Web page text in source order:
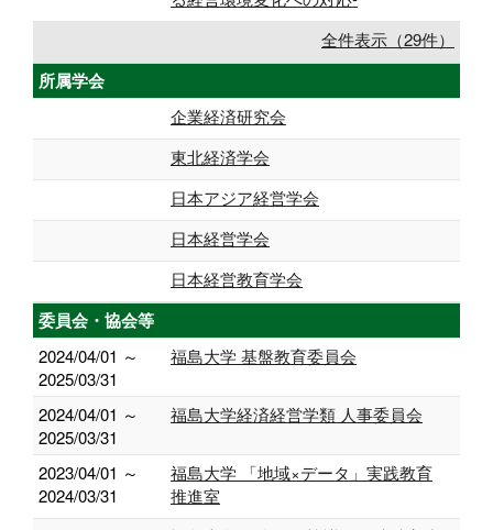
全件表示（29件）
所属学会
企業経済研究会
東北経済学会
日本アジア経営学会
日本経営学会
日本経営教育学会
委員会・協会等
2024/04/01 ～
2025/03/31
福島大学 基盤教育委員会
2024/04/01 ～
2025/03/31
福島大学経済経営学類 人事委員会
2023/04/01 ～
2024/03/31
福島大学 「地域×データ」実践教育
推進室